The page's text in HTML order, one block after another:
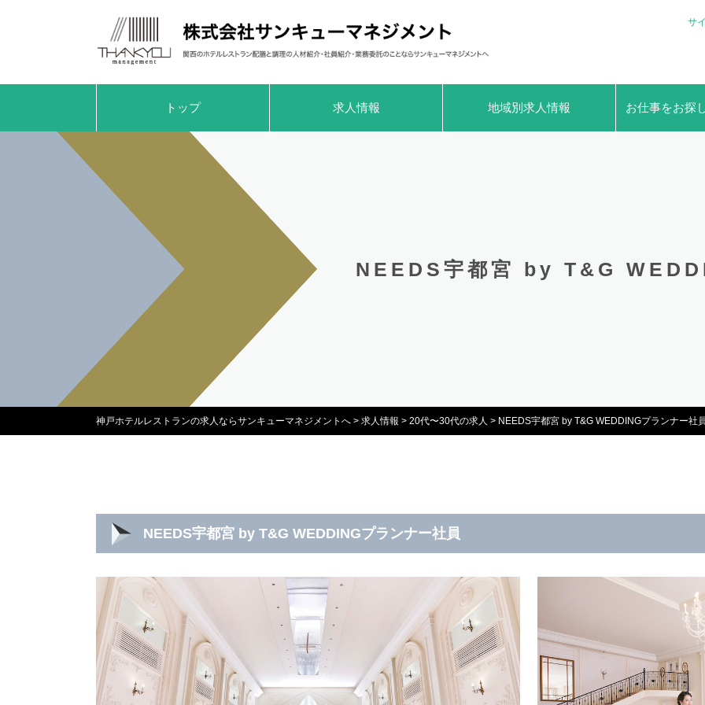
サ
トップ 求人情報 地域別求人情報 お仕事をお探
NEEDS宇都宮 by T&G
神戸ホテルレストランの求人ならサンキューマネジメントへ > 求人情報 > 20代〜30代の求人 > NEEDS宇都宮 by T&G WEDDINGプランナー社
NEEDS宇都宮 by T&G WEDDINGプランナー社員